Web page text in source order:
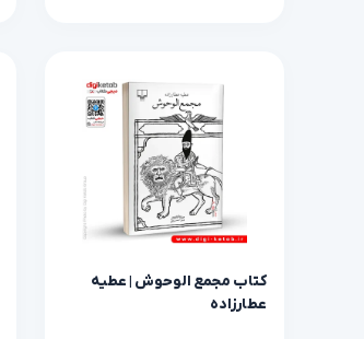
کتاب مجمع‌ الوحوش | عطیه
عطارزاده